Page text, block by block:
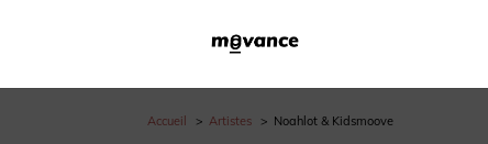
Accueil Artistes Noahlot & Kidsmoove